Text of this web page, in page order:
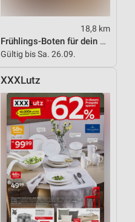
18,8 km
Frühlings-Boten für dein Zuhause
Gültig bis Sa. 26.09.
XXXLutz